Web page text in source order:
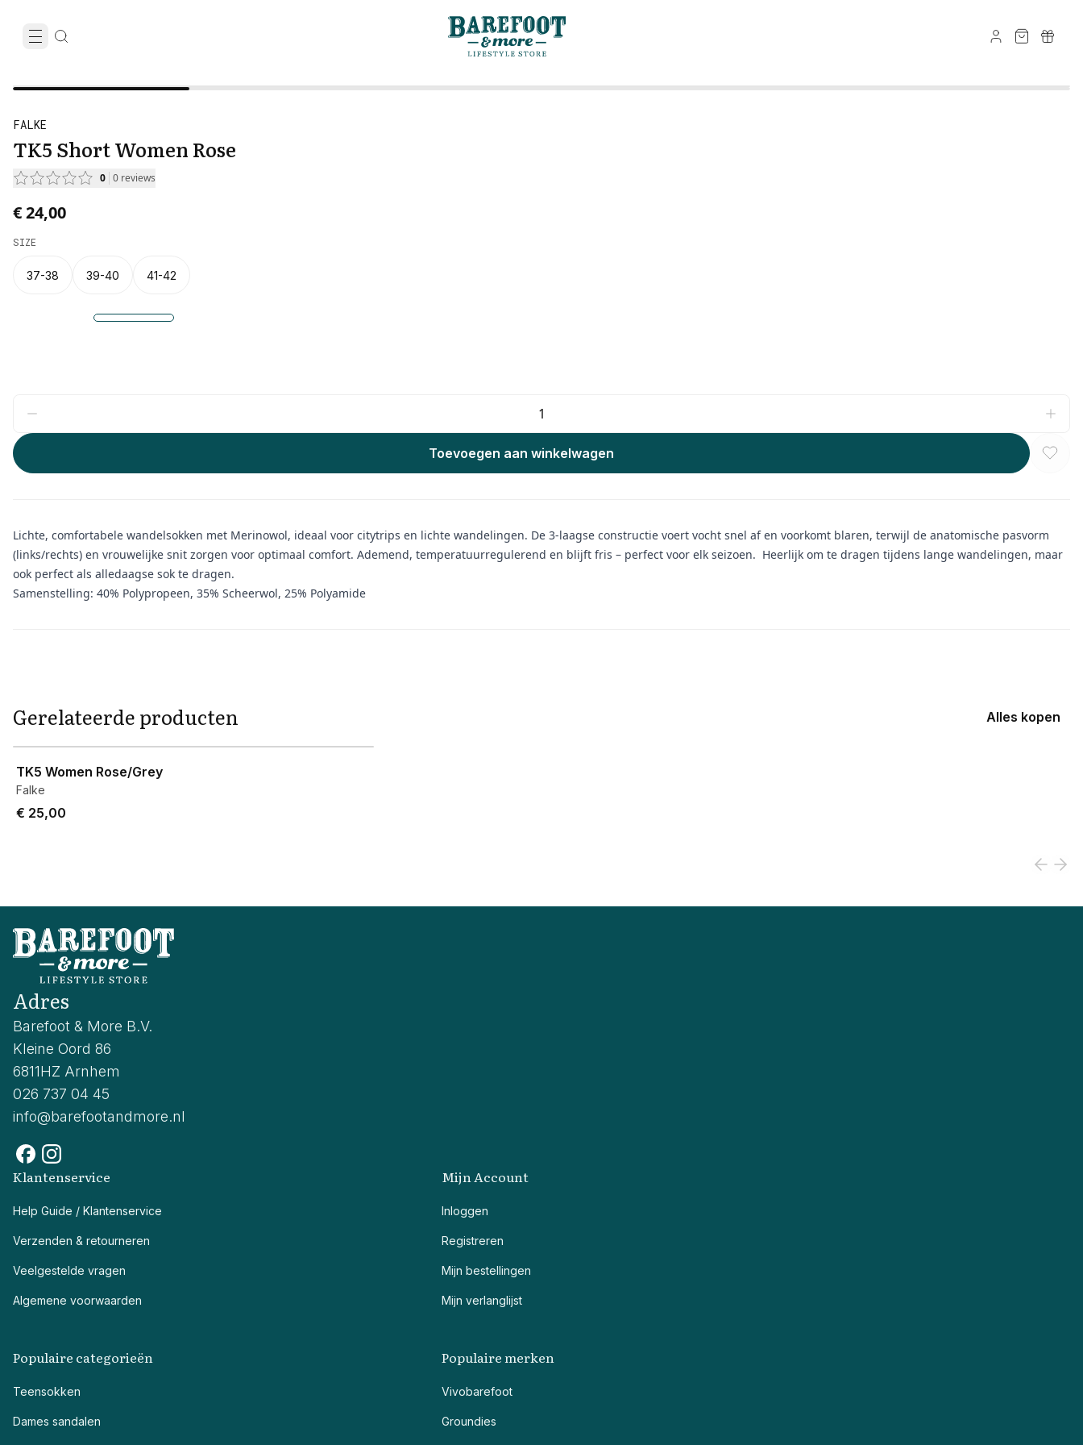
FALKE
TK5 Short Women Rose
0 0 reviews
€ 24,00
SIZE
37-38 39-40 41-42
Toevoegen aan winkelwagen
Lichte, comfortabele wandelsokken met Merinowol, ideaal voor citytrips en lichte wandelingen. De 3-laagse constructie voert vocht snel af en voorkomt blaren, terwijl de anatomische pasvorm
(links/rechts) en vrouwelijke snit zorgen voor optimaal comfort. Ademend, temperatuurregulerend en blijft fris – perfect voor elk seizoen. Heerlijk om te dragen tijdens lange wandelingen, maar
ook perfect als alledaagse sok te dragen.
Samenstelling: 40% Polypropeen, 35% Scheerwol, 25% Polyamide
Gerelateerde producten Alles kopen
TK5 Women Rose/Grey
Falke
€ 25,00
Adres
Barefoot & More B.V.
Kleine Oord 86
6811HZ Arnhem
026 737 04 45
info@barefootandmore.nl
Klantenservice
Help Guide / Klantenservice
Verzenden & retourneren
Veelgestelde vragen
Algemene voorwaarden
Mijn Account
Inloggen
Registreren
Mijn bestellingen
Mijn verlanglijst
Populaire categorieën
Teensokken
Dames sandalen
Populaire merken
Vivobarefoot
Groundies